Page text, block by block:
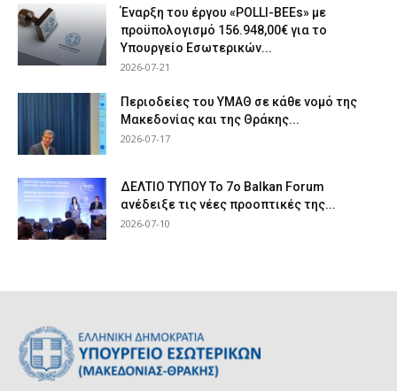
Έναρξη του έργου «POLLI-BEEs» με
προϋπολογισμό 156.948,00€ για το
Υπουργείο Εσωτερικών...
2026-07-21
Περιοδείες του ΥΜΑΘ σε κάθε νομό της
Μακεδονίας και της Θράκης...
2026-07-17
ΔΕΛΤΙΟ ΤΥΠΟΥ Το 7ο Balkan Forum
ανέδειξε τις νέες προοπτικές της...
2026-07-10